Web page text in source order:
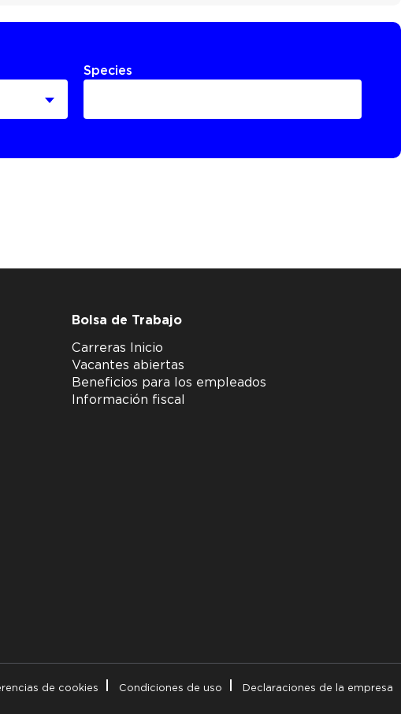
Species
Bolsa de Trabajo
Carreras Inicio
Vacantes abiertas
Beneficios para los empleados
Información fiscal
de cookies Condiciones de uso Declaraciones de la empresa